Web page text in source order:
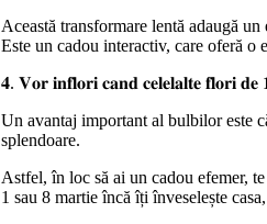
Această transformare lentă adaugă
Este un cadou interactiv, care oferă o
𝟒. 𝐕𝐨𝐫 𝐢𝐧𝐟𝐥𝐨𝐫𝐢 𝐜𝐚𝐧𝐝 𝐜𝐞𝐥𝐞𝐥𝐚𝐥𝐭𝐞 𝐟𝐥𝐨𝐫𝐢
Un avantaj important al bulbilor este
splendoare.
Astfel, în loc să ai un cadou efemer,
1 sau 8 martie încă îți înveselește